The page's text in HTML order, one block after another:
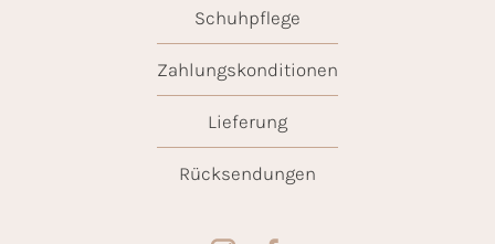
Schuhpflege
Zahlungskonditionen
Lieferung
Rücksendungen